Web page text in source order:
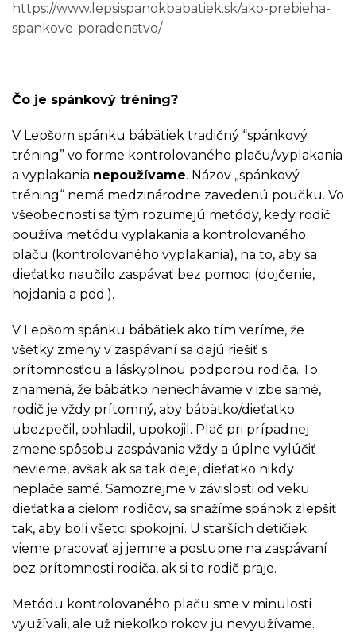
https://www.lepsispanokbabatiek.sk/ako-prebieha-
spankove-poradenstvo/
Čo je spánkový tréning?
V Lepšom spánku bábätiek tradičný “spánkový
tréning” vo forme kontrolovaného plaču/vyplakania
a vyplakania nepoužívame. Názov „spánkový
tréning“ nemá medzinárodne zavedenú poučku. Vo
všeobecnosti sa tým rozumejú metódy, kedy rodič
používa metódu vyplakania a kontrolovaného
plaču (kontrolovaného vyplakania), na to, aby sa
dieťatko naučilo zaspávať bez pomoci (dojčenie,
hojdania a pod.).
V Lepšom spánku bábätiek ako tím veríme, že
všetky zmeny v zaspávaní sa dajú riešiť s
prítomnosťou a láskyplnou podporou rodiča. To
znamená, že bábätko nenechávame v izbe samé,
rodič je vždy prítomný, aby bábätko/dieťatko
ubezpečil, pohladil, upokojil. Plač pri prípadnej
zmene spôsobu zaspávania vždy a úplne vylúčiť
nevieme, avšak ak sa tak deje, dieťatko nikdy
neplače samé. Samozrejme v závislosti od veku
dieťatka a cieľom rodičov, sa snažíme spánok zlepšiť
tak, aby boli všetci spokojní. U starších detičiek
vieme pracovať aj jemne a postupne na zaspávaní
bez prítomnosti rodiča, ak si to rodič praje.
Metódu kontrolovaného plaču sme v minulosti
využívali, ale už niekoľko rokov ju nevyužívame.